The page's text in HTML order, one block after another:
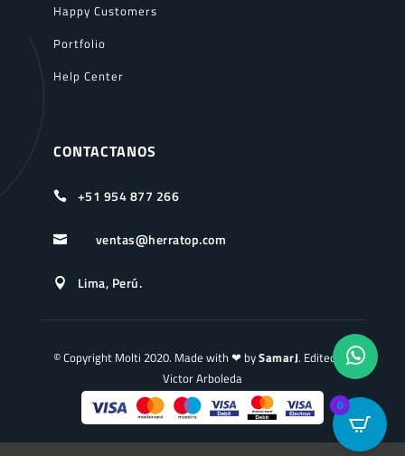
Happy Customers
Portfolio
Help Center
CONTACTANOS
 +51 954 877 266
 ventas@herratop.com
 Lima, Perú.
© Copyright Molti 2020. Made with ❤ bySamarJ. Edited by
Victor Arboleda
0